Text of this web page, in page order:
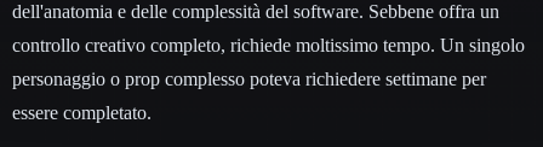
dell'anatomia e delle complessità del software. Sebbene offra un
controllo creativo completo, richiede moltissimo tempo. Un singolo
personaggio o prop complesso poteva richiedere settimane per
essere completato.